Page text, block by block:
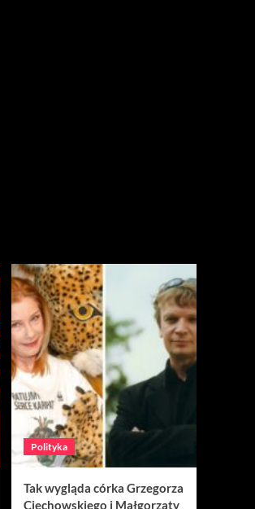
Polityka
Tak wygląda córka Grzegorza
Ciechowskiego i Małgorzaty